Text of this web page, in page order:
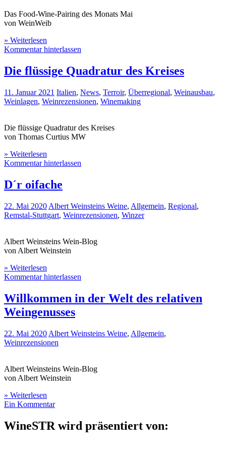
Das Food-Wine-Pairing des Monats Mai
von WeinWeib
» Weiterlesen
Kommentar hinterlassen
Die flüssige Quadratur des Kreises
11. Januar 2021 Italien, News, Terroir, Überregional, Weinausbau,
Weinlagen, Weinrezensionen, Winemaking
Die flüssige Quadratur des Kreises
von Thomas Curtius MW
» Weiterlesen
Kommentar hinterlassen
D´r oifache
22. Mai 2020 Albert Weinsteins Weine, Allgemein, Regional,
Remstal-Stuttgart, Weinrezensionen, Winzer
Albert Weinsteins Wein-Blog
von Albert Weinstein
» Weiterlesen
Kommentar hinterlassen
Willkommen in der Welt des relativen
Weingenusses
22. Mai 2020 Albert Weinsteins Weine, Allgemein,
Weinrezensionen
Albert Weinsteins Wein-Blog
von Albert Weinstein
» Weiterlesen
Ein Kommentar
WineSTR wird präsentiert von: